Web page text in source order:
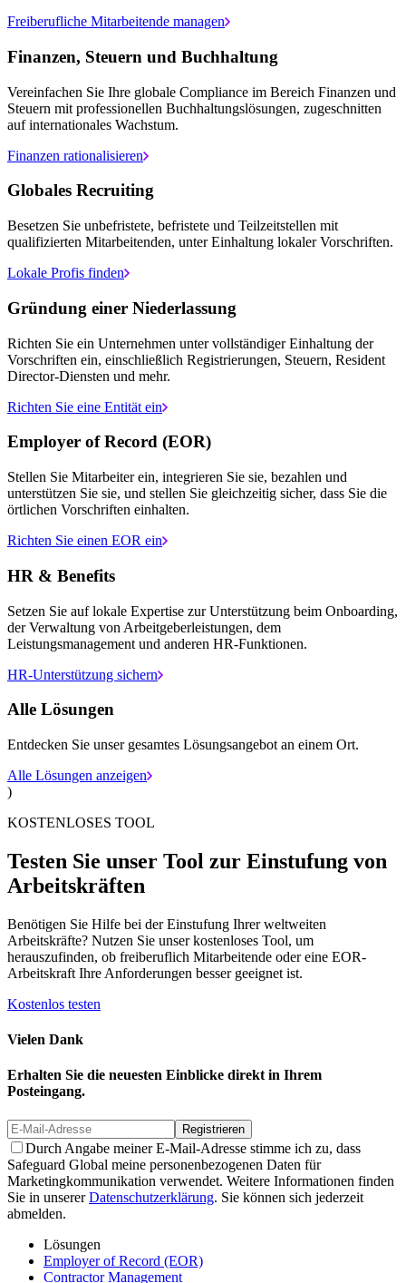
Freiberufliche Mitarbeitende managen
Finanzen, Steuern und Buchhaltung
Vereinfachen Sie Ihre globale Compliance im Bereich Finanzen und
Steuern mit professionellen Buchhaltungslösungen, zugeschnitten
auf internationales Wachstum.
Finanzen rationalisieren
Globales Recruiting
Besetzen Sie unbefristete, befristete und Teilzeitstellen mit
qualifizierten Mitarbeitenden, unter Einhaltung lokaler Vorschriften.
Lokale Profis finden
Gründung einer Niederlassung
Richten Sie ein Unternehmen unter vollständiger Einhaltung der
Vorschriften ein, einschließlich Registrierungen, Steuern, Resident
Director-Diensten und mehr.
Richten Sie eine Entität ein
Employer of Record (EOR)
Stellen Sie Mitarbeiter ein, integrieren Sie sie, bezahlen und
unterstützen Sie sie, und stellen Sie gleichzeitig sicher, dass Sie die
örtlichen Vorschriften einhalten.
Richten Sie einen EOR ein
HR & Benefits
Setzen Sie auf lokale Expertise zur Unterstützung beim Onboarding,
der Verwaltung von Arbeitgeberleistungen, dem
Leistungsmanagement und anderen HR-Funktionen.
HR-Unterstützung sichern
Alle Lösungen
Entdecken Sie unser gesamtes Lösungsangebot an einem Ort.
Alle Lösungen anzeigen
)
KOSTENLOSES TOOL
Testen Sie unser Tool zur Einstufung von
Arbeitskräften
Benötigen Sie Hilfe bei der Einstufung Ihrer weltweiten
Arbeitskräfte? Nutzen Sie unser kostenloses Tool, um
herauszufinden, ob freiberuflich Mitarbeitende oder eine EOR-
Arbeitskraft Ihre Anforderungen besser geeignet ist.
Kostenlos testen
Vielen Dank
Erhalten Sie die neuesten Einblicke direkt in Ihrem
Posteingang.
Registrieren
Durch Angabe meiner E-Mail-Adresse stimme ich zu, dass
Safeguard Global meine personenbezogenen Daten für
Marketingkommunikation verwendet. Weitere Informationen finden
Sie in unsererDatenschutzerklärung. Sie können sich jederzeit
abmelden.
Lösungen
Employer of Record (EOR)
Contractor Management